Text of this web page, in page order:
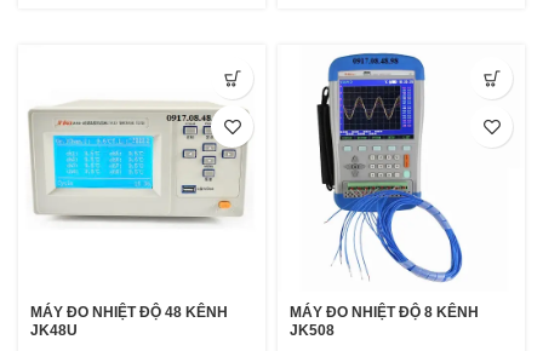
MÁY ĐO NHIỆT ĐỘ 48 KÊNH
JK48U
MÁY ĐO NHIỆT ĐỘ 8 KÊNH
JK508